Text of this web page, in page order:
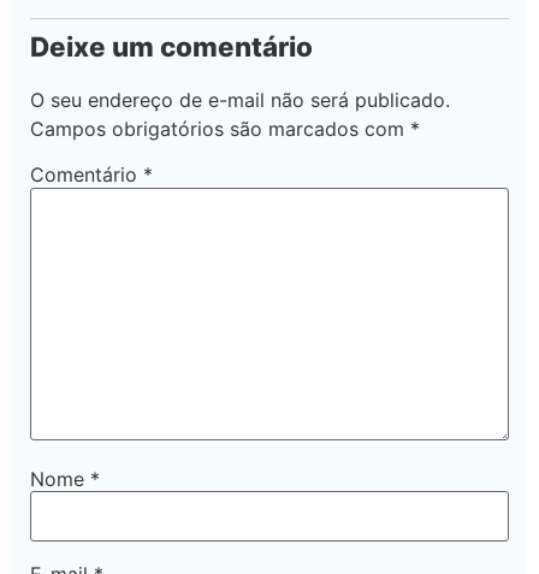
Deixe um comentário
O seu endereço de e-mail não será publicado.
Campos obrigatórios são marcados com *
Comentário *
Nome *